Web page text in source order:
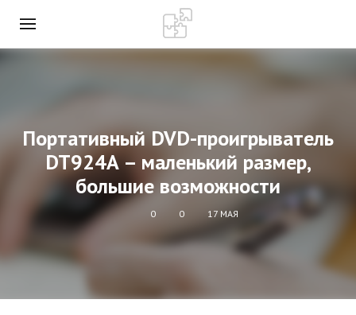
Портативный DVD-проигрыватель
DT924A – маленький размер,
большие возможности
0 0 17 МАЯ